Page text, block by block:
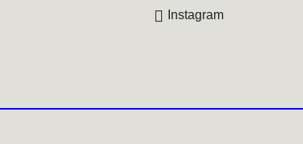
Instagram